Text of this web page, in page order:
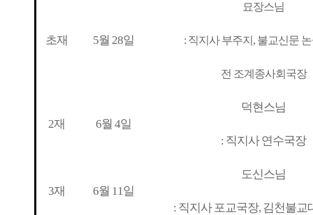
초재 5월 28일
묘장스님
: 직지사 부주지, 불교신문
전 조계종사회국장
2재 6월 4일
덕현스님
: 직지사 연수국장
3재 6월 11일
도신스님
: 직지사 포교국장, 김천불교